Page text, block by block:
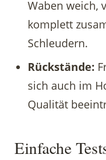
Waben weich,
komplett
Schleudern.
Rückstände:
sich auch im
Qualität
Einfache